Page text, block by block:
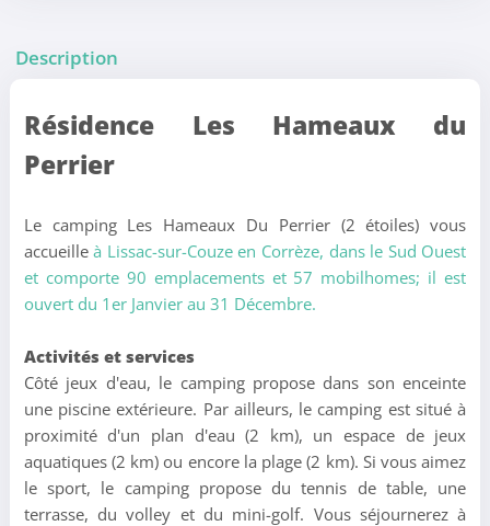
Description
Résidence Les Hameaux du
Perrier
Le camping Les Hameaux Du Perrier (2 étoiles) vous
accueilleà Lissac-sur-Couze en Corrèze, dans le Sud Ouest
et comporte 90 emplacements et 57 mobilhomes; il est
ouvert du 1er Janvier au 31 Décembre.
Activités et services
Côté jeux d'eau, le camping propose dans son enceinte
une piscine extérieure. Par ailleurs, le camping est situé à
proximité d'un plan d'eau (2 km), un espace de jeux
aquatiques (2 km) ou encore la plage (2 km). Si vous aimez
le sport, le camping propose du tennis de table, une
terrasse, du volley et du mini-golf. Vous séjournerez à